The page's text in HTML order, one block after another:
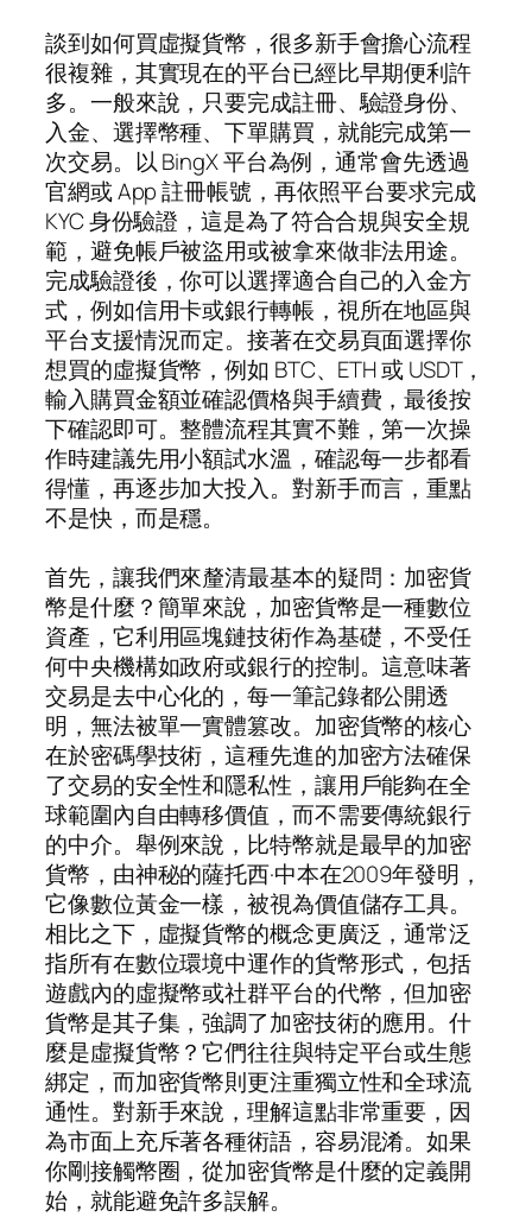
談到如何買虛擬貨幣，很多新手會擔心流程
很複雜，其實現在的平台已經比早期便利許
多。一般來說，只要完成註冊、驗證身份、
入金、選擇幣種、下單購買，就能完成第一
次交易。以 BingX 平台為例，通常會先透過
官網或 App 註冊帳號，再依照平台要求完成
KYC 身份驗證，這是為了符合合規與安全規
範，避免帳戶被盜用或被拿來做非法用途。
完成驗證後，你可以選擇適合自己的入金方
式，例如信用卡或銀行轉帳，視所在地區與
平台支援情況而定。接著在交易頁面選擇你
想買的虛擬貨幣，例如 BTC、ETH 或 USDT，
輸入購買金額並確認價格與手續費，最後按
下確認即可。整體流程其實不難，第一次操
作時建議先用小額試水溫，確認每一步都看
得懂，再逐步加大投入。對新手而言，重點
不是快，而是穩。
首先，讓我們來釐清最基本的疑問：加密貨
幣是什麼？簡單來說，加密貨幣是一種數位
資產，它利用區塊鏈技術作為基礎，不受任
何中央機構如政府或銀行的控制。這意味著
交易是去中心化的，每一筆記錄都公開透
明，無法被單一實體篡改。加密貨幣的核心
在於密碼學技術，這種先進的加密方法確保
了交易的安全性和隱私性，讓用戶能夠在全
球範圍內自由轉移價值，而不需要傳統銀行
的中介。舉例來說，比特幣就是最早的加密
貨幣，由神秘的薩托西·中本在2009年發明，
它像數位黃金一樣，被視為價值儲存工具。
相比之下，虛擬貨幣的概念更廣泛，通常泛
指所有在數位環境中運作的貨幣形式，包括
遊戲內的虛擬幣或社群平台的代幣，但加密
貨幣是其子集，強調了加密技術的應用。什
麼是虛擬貨幣？它們往往與特定平台或生態
綁定，而加密貨幣則更注重獨立性和全球流
通性。對新手來說，理解這點非常重要，因
為市面上充斥著各種術語，容易混淆。如果
你剛接觸幣圈，從加密貨幣是什麼的定義開
始，就能避免許多誤解。